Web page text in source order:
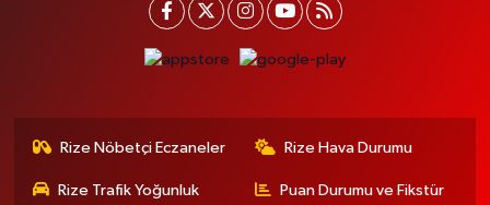
Rize Nöbetçi Eczaneler Rize Hava Durumu
Rize Trafik Yoğunluk
Puan Durumu ve Fikstür